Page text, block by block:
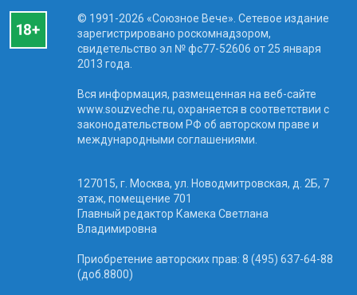
© 1991-2026 «Союзное Вече». Сетевое издание
зарегистрировано роскомнадзором,
свидетельство эл № фc77-52606 от 25 января
2013 года.
Вся информация, размещенная на веб-сайте
www.souzveche.ru, охраняется в соответствии с
законодательством РФ об авторском праве и
международными соглашениями.
127015, г. Москва, ул. Новодмитровская, д. 2Б, 7
этаж, помещение 701
Главный редактор Камека Светлана
Владимировна
Приобретение авторских прав: 8 (495) 637-64-88
(доб.8800)